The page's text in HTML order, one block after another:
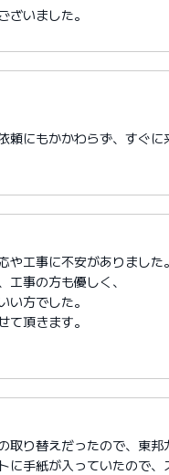
ざいました。
頼にもかかわらず、すぐ
工事に不安がありました。
事の方も優しく、
い方でした。
て頂きます。
取り替えだったので、東
に手紙が入っていたので